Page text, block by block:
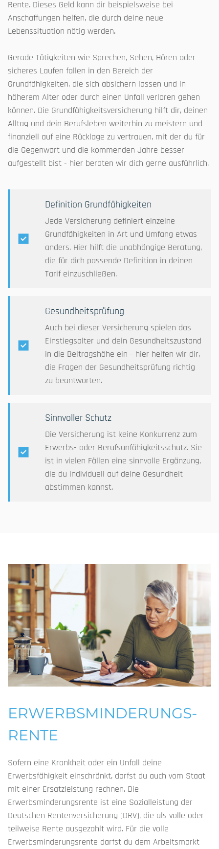
Rente. Dieses Geld kann dir beispielsweise bei
Anschaffungen helfen, die durch deine neue
Lebenssituation nötig werden.
Gerade Tätigkeiten wie Sprechen, Sehen, Hören oder
sicheres Laufen fallen in den Bereich der
Grundfähigkeiten, die sich absichern lassen und in
höherem Alter oder durch einen Unfall verloren gehen
können. Die Grundfähigkeitsversicherung hilft dir, deinen
Alltag und dein Berufsleben weiterhin zu meistern und
finanziell auf eine Rücklage zu vertrauen, mit der du für
die Gegenwart und die kommenden Jahre besser
aufgestellt bist - hier beraten wir dich gerne ausführlich.
Definition Grundfähigkeiten
Jede Versicherung definiert einzelne
Grundfähigkeiten in Art und Umfang etwas
anders. Hier hilft die unabhängige Beratung,
die für dich passende Definition in deinen
Tarif einzuschließen.
Gesundheitsprüfung
Auch bei dieser Versicherung spielen das
Einstiegsalter und dein Gesundheitszustand
in die Beitragshöhe ein - hier helfen wir dir,
die Fragen der Gesundheitsprüfung richtig
zu beantworten.
Sinnvoller Schutz
Die Versicherung ist keine Konkurrenz zum
Erwerbs- oder Berufsunfähigkeitsschutz. Sie
ist in vielen Fällen eine sinnvolle Ergänzung,
die du individuell auf deine Gesundheit
abstimmen kannst.
ERWERBS­MINDERUNGS­
RENTE
Sofern eine Krankheit oder ein Unfall deine
Erwerbsfähigkeit einschränkt, darfst du auch vom Staat
mit einer Ersatzleistung rechnen. Die
Erwerbsminderungsrente ist eine Sozialleistung der
Deutschen Rentenversicherung (DRV), die als volle oder
teilweise Rente ausgezahlt wird. Für die volle
Erwerbsminderungsrente darfst du dem Arbeitsmarkt